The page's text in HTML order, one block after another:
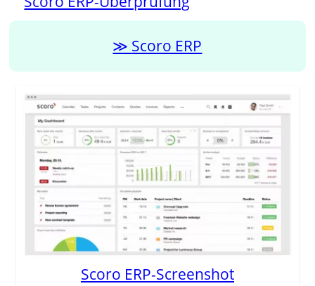
Scoro ERP
Scoro ERP-Screenshot